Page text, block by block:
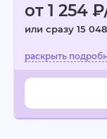
от 1 254
или сразу 15